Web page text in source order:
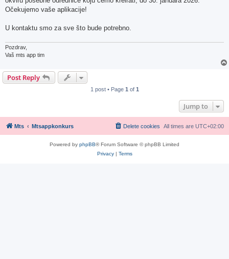
Očekujemo vaše aplikacije!
U kontaktu smo za sve što bude potrebno.
Pozdrav,
Vaš mts app tim
Post Reply
1 post • Page 1 of 1
Jump to
Mts Mtsappkonkurs All times are UTC+02:00
Delete cookies
Powered by phpBB® Forum Software © phpBB Limited
Privacy| Terms